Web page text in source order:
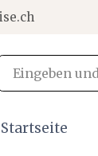
Startseite